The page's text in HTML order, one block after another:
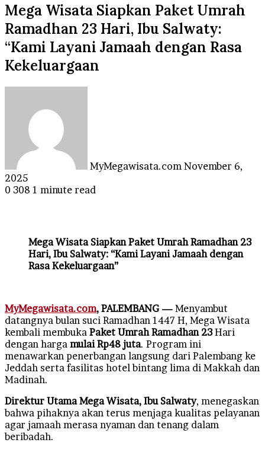
Mega Wisata Siapkan Paket Umrah
Ramadhan 23 Hari, Ibu Salwaty:
“Kami Layani Jamaah dengan Rasa
Kekeluargaan
MyMegawisata.com November 6,
2025
0 308 1 minute read
Mega Wisata Siapkan Paket Umrah Ramadhan 23
Hari, Ibu Salwaty: “Kami Layani Jamaah dengan
Rasa Kekeluargaan”
MyMegawisata.com, PALEMBANG — Menyambut
datangnya bulan suci Ramadhan 1447 H, Mega Wisata
kembali membuka Paket Umrah Ramadhan 23Hari
dengan harga mulai Rp48 juta. Program ini
menawarkan penerbangan langsung dari Palembang ke
Jeddah serta fasilitas hotel bintang lima di Makkah dan
Madinah.
Direktur Utama Mega Wisata, Ibu Salwaty, menegaskan
bahwa pihaknya akan terus menjaga kualitas pelayanan
agar jamaah merasa nyaman dan tenang dalam
beribadah.